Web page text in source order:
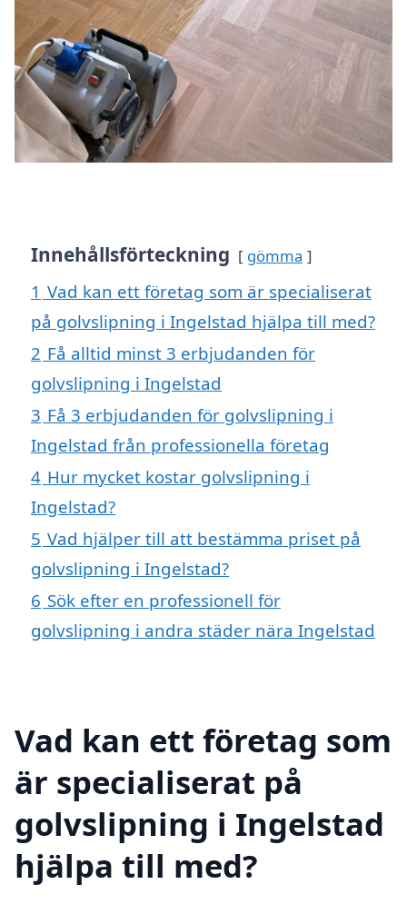
Innehållsförteckning gömma
1 Vad kan ett företag som är specialiserat
på golvslipning i Ingelstad hjälpa till med?
2 Få alltid minst 3 erbjudanden för
golvslipning i Ingelstad
3 Få 3 erbjudanden för golvslipning i
Ingelstad från professionella företag
4 Hur mycket kostar golvslipning i
Ingelstad?
5 Vad hjälper till att bestämma priset på
golvslipning i Ingelstad?
6 Sök efter en professionell för
golvslipning i andra städer nära Ingelstad
Vad kan ett företag som
är specialiserat på
golvslipning i Ingelstad
hjälpa till med?